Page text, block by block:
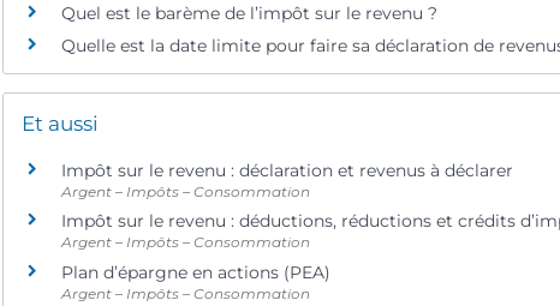
Quel est le barème de l’impôt sur le revenu ?
Quelle est la date limite pour faire sa déclaration de
Et aussi
Impôt sur le revenu : déclaration et revenus à déclarer
Argent – Impôts – Consommation
Impôt sur le revenu : déductions, réductions et crédits
Argent – Impôts – Consommation
Plan d’épargne en actions (PEA)
Argent – Impôts – Consommation